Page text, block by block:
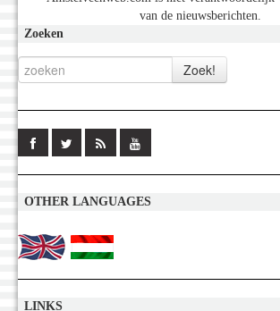
van de nieuwsberichten.
Zoeken
OTHER LANGUAGES
LINKS